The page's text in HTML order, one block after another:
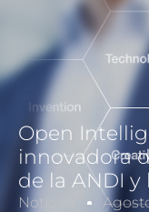
Open
innovadora
de la ANDI
Noticias